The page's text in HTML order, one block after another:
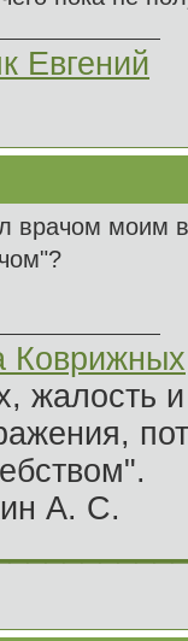
Евгений
врачом моим
Коврижных
жалость
А. С.